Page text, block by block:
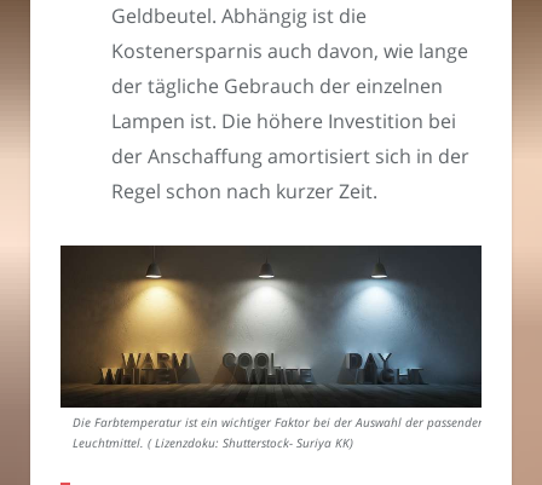
Geldbeutel. Abhängig ist die
Kostenersparnis auch davon, wie lange
der tägliche Gebrauch der einzelnen
Lampen ist. Die höhere Investition bei
der Anschaffung amortisiert sich in der
Regel schon nach kurzer Zeit.
Die Farbtemperatur ist ein wichtiger Faktor bei der Auswahl der passenden
Leuchtmittel. ( Lizenzdoku: Shutterstock- Suriya KK)